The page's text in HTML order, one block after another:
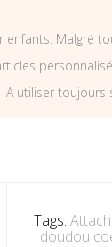
A utiliser toujours
Tags:
doudou